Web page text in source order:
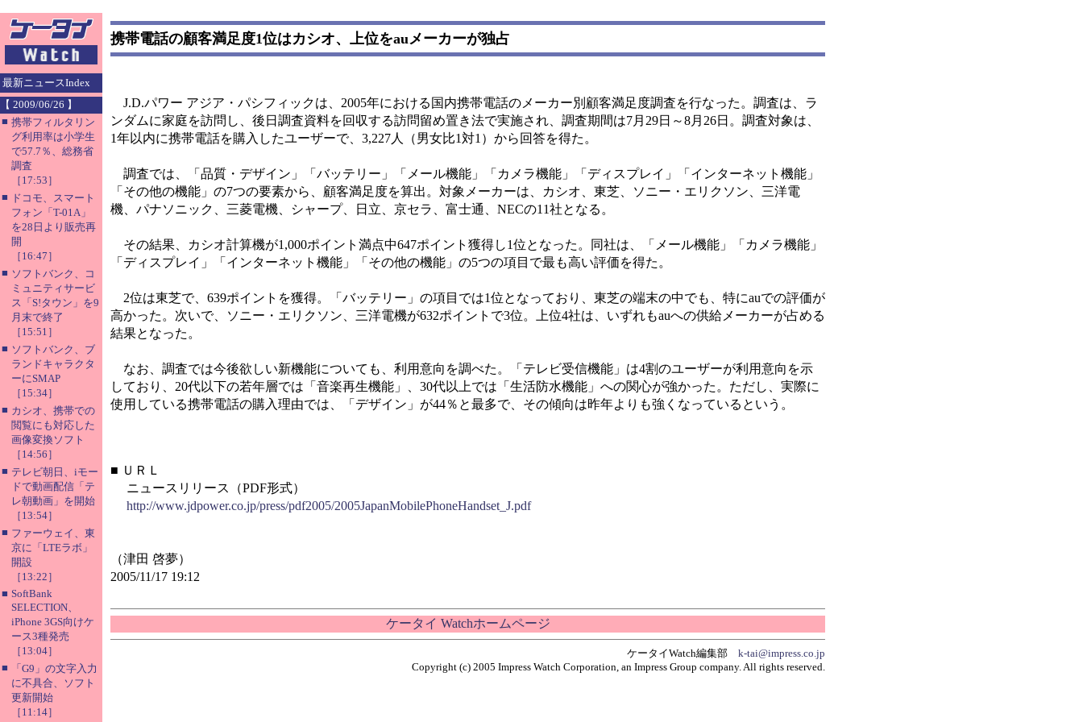
最新ニュースIndex
【 2009/06/26 】
■ 携帯フィルタリン
グ利用率は小学生
で57.7％、総務省
調査
［17:53］
■ ドコモ、スマート
フォン「T-01A」
を28日より販売再
開
［16:47］
■ ソフトバンク、コ
ミュニティサービ
ス「S!タウン」を9
月末で終了
［15:51］
■ ソフトバンク、ブ
ランドキャラクタ
ーにSMAP
［15:34］
■ カシオ、携帯での
閲覧にも対応した
画像変換ソフト
［14:56］
■ テレビ朝日、iモー
ドで動画配信「テ
レ朝動画」を開始
［13:54］
■ ファーウェイ、東
京に「LTEラボ」
開設
［13:22］
■ SoftBank
SELECTION、
iPhone 3GS向けケ
ース3種発売
［13:04］
■
「G9」の文字入力
に不具合、ソフト
更新開始
［11:14］
携帯電話の顧客満足度1位はカシオ、上位をauメーカーが独占
J.D.パワー アジア・パシフィックは、2005年における国内携帯電話のメーカー別顧客満足度調査を行なった。調査は、ラ
ンダムに家庭を訪問し、後日調査資料を回収する訪問留め置き法で実施され、調査期間は7月29日～8月26日。調査対象は、
1年以内に携帯電話を購入したユーザーで、3,227人（男女比1対1）から回答を得た。
調査では、「品質・デザイン」「バッテリー」「メール機能」「カメラ機能」「ディスプレイ」「インターネット機能」
「その他の機能」の7つの要素から、顧客満足度を算出。対象メーカーは、カシオ、東芝、ソニー・エリクソン、三洋電
機、パナソニック、三菱電機、シャープ、日立、京セラ、富士通、NECの11社となる。
その結果、カシオ計算機が1,000ポイント満点中647ポイント獲得し1位となった。同社は、「メール機能」「カメラ機能」
「ディスプレイ」「インターネット機能」「その他の機能」の5つの項目で最も高い評価を得た。
2位は東芝で、639ポイントを獲得。「バッテリー」の項目では1位となっており、東芝の端末の中でも、特にauでの評価が
高かった。次いで、ソニー・エリクソン、三洋電機が632ポイントで3位。上位4社は、いずれもauへの供給メーカーが占める
結果となった。
なお、調査では今後欲しい新機能についても、利用意向を調べた。「テレビ受信機能」は4割のユーザーが利用意向を示
しており、20代以下の若年層では「音楽再生機能」、30代以上では「生活防水機能」への関心が強かった。ただし、実際に
使用している携帯電話の購入理由では、「デザイン」が44％と最多で、その傾向は昨年よりも強くなっているという。
■ ＵＲＬ
ニュースリリース（PDF形式）
http://www.jdpower.co.jp/press/pdf2005/2005JapanMobilePhoneHandset_J.pdf
（津田 啓夢）
2005/11/17 19:12
ケータイ Watchホームページ
ケータイWatch編集部 k-tai@impress.co.jp
Copyright (c) 2005 Impress Watch Corporation, an Impress Group company. All rights reserved.